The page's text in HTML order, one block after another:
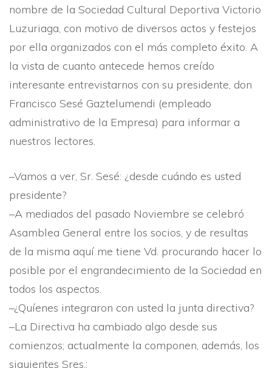
nombre de la Sociedad Cultural Deportiva Victorio
Luzuriaga, con motivo de diversos actos y festejos
por ella organizados con el más completo éxito. A
la vista de cuanto antecede hemos creí­do
interesante entrevistarnos con su presidente, don
Francisco Sesé Gaztelumendi (empleado
administrativo de la Empresa) para informar a
nuestros lectores.
–Vamos a ver, Sr. Sesé: ¿desde cuándo es usted
presidente?
–A mediados del pasado Noviembre se celebró
Asamblea General entre los socios, y de resultas
de la misma aquí­ me tiene Vd. procurando hacer lo
posible por el engrandecimiento de la Sociedad en
todos los aspectos.
–¿Quíenes integraron con usted la junta directiva?
–La Directiva ha cambiado algo desde sus
comienzos; actualmente la componen, además, los
siguientes Sres.: